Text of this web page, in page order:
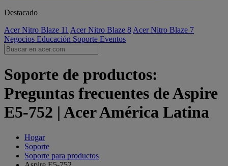
Destacado
Acer Nitro Blaze 11 Acer Nitro Blaze 8 Acer Nitro Blaze 7
Negocios Educación Soporte Eventos
Soporte de productos:
Preguntas frecuentes de Aspire
E5-752 | Acer América Latina
Hogar
Soporte
Soporte para productos